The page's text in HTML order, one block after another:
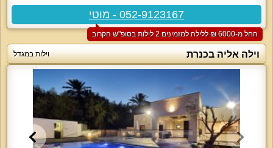
052-9123167 - מוטי
החל מ-‏6000 ₪ ללילה למזמינים 2 לילות בסופ"ש הקרוב
וילה אליה בכנרת וילות במגדל